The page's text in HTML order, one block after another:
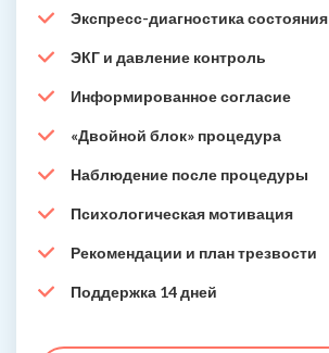
Экспресс-диагностика состояния
ЭКГ и давление контроль
Информированное согласие
«Двойной блок» процедура
Наблюдение после процедуры
Психологическая мотивация
Рекомендации и план трезвости
Поддержка 14 дней